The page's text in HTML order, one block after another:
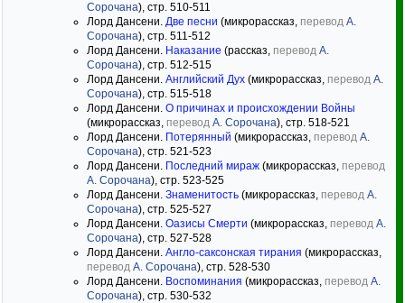
Сорочана), стр. 510-511
Лорд Дансени. Две песни (микрорассказ, перевод А.
Сорочана), стр. 511-512
Лорд Дансени. Наказание (рассказ, перевод А.
Сорочана), стр. 512-515
Лорд Дансени. Английский Дух (микрорассказ, перевод А.
Сорочана), стр. 515-518
Лорд Дансени. О причинах и происхождении Войны
(микрорассказ, перевод А. Сорочана), стр. 518-521
Лорд Дансени. Потерянный (микрорассказ, перевод А.
Сорочана), стр. 521-523
Лорд Дансени. Последний мираж (микрорассказ, перевод
А. Сорочана), стр. 523-525
Лорд Дансени. Знаменитость (микрорассказ, перевод А.
Сорочана), стр. 525-527
Лорд Дансени. Оазисы Смерти (микрорассказ, перевод А.
Сорочана), стр. 527-528
Лорд Дансени. Англо-саксонская тирания (микрорассказ,
перевод А. Сорочана), стр. 528-530
Лорд Дансени. Воспоминания (микрорассказ, перевод А.
Сорочана), стр. 530-532